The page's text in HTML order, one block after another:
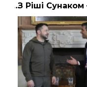
Зеленський звернувся до чиновників та закликав працювати на перемогу України